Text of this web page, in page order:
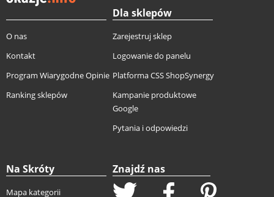
O nas
Kontakt
Program Wiarygodne Opinie
Ranking sklepów
Dla sklepów
Zarejestruj sklep
Logowanie do panelu
Platforma CSS ShopSynergy
Kampanie produktowe
Google
Pytania i odpowiedzi
Na Skróty
Mapa kategorii
Znajdź nas